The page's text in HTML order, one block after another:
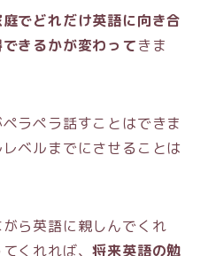
でどれだけ英語に向き合
きるかが変わってきま
ラペラ話すことはできま
ベルまでにさせることは
ら英語に親しんでくれ
くれれば、将来英語の勉